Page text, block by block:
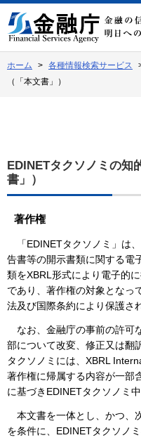
文
へ
動
ホーム 各種情報検索サービス
（「本文書」）
EDINETタクソノミの知
書」）
著作権
「EDINETタクソノミ」は
告書等の開示書類に関する電
類をXBRL形式により電子的
であり、著作権の対象となっ
法及び国際条約により保護さ
なお、金融庁の事前の許可
部について改変、修正又は翻
タクソノミには、XBRL
著作権に帰属する内容が一部
に基づきEDINETタクソノミ
本文書を一体とし、かつ、
を条件に、EDINETタクソノ